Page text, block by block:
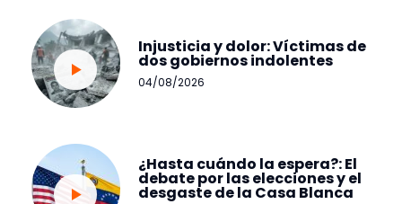
Injusticia y dolor: Víctimas de
dos gobiernos indolentes
04/08/2026
¿Hasta cuándo la espera?: El
debate por las elecciones y el
desgaste de la Casa Blanca